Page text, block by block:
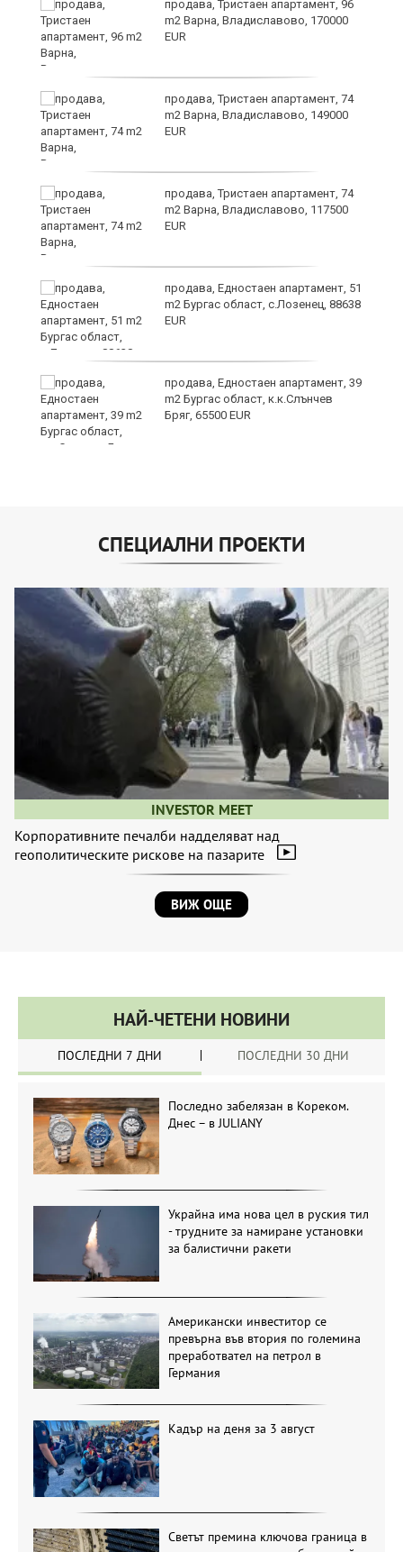
продава, Тристаен апартамент, 96
m2 Варна, Владиславово, 170000
EUR
продава, Тристаен апартамент, 74
m2 Варна, Владиславово, 149000
EUR
продава, Тристаен апартамент, 74
m2 Варна, Владиславово, 117500
EUR
продава, Едностаен апартамент, 51
m2 Бургас област, с.Лозенец, 88638
EUR
продава, Едностаен апартамент, 39
m2 Бургас област, к.к.Слънчев
Бряг, 65500 EUR
СПЕЦИАЛНИ ПРОЕКТИ
INVESTOR MEET
Корпоративните печалби надделяват над
геополитическите рискове на пазарите
ВИЖ ОЩЕ
НАЙ-ЧЕТЕНИ НОВИНИ
ПОСЛЕДНИ 7 ДНИ ПОСЛЕДНИ 30 ДНИ
Последно забелязан в Кореком.
Днес – в JULIANY
Украйна има нова цел в руския тил
- трудните за намиране установки
за балистични ракети
Американски инвеститор се
превърна във втория по големина
преработвател на петрол в
Германия
Кадър на деня за 3 август
Светът премина ключова граница в